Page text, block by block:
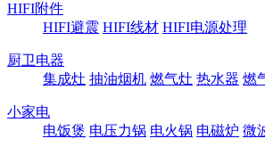
HIFI附件
HIFI避震 HIFI线材 HIFI电源处理
厨卫电器
集成灶 抽油烟机 燃气灶 热水器 燃
小家电
电饭煲 电压力锅 电火锅 电磁炉 微